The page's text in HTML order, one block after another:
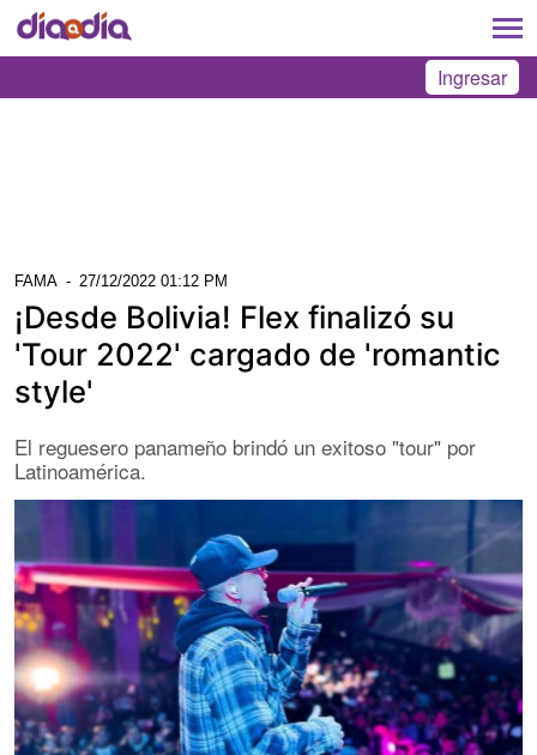
Ingresar
FAMA - 27/12/2022 01:12 PM
¡Desde Bolivia! Flex finalizó su
'Tour 2022' cargado de 'romantic
style'
El reguesero panameño brindó un exitoso "tour" por
Latinoamérica.